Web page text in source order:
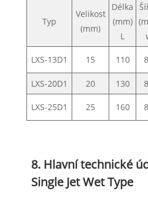
Typ
Velikost
(mm)
Délka
(mm)
L
LXS-13D1 15 110
LXS-20D1 20 130
LXS-25D1 25 160
8. Hlavní technické
Single Jet Wet Type